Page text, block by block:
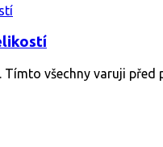
všechny varuji před